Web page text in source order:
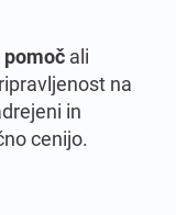
ali
na
in
cenijo.